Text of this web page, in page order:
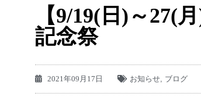
【9/19(日)～27(
記念祭
2021年09月17日 お知らせ ブログ